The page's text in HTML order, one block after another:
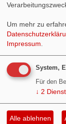
© 2015 - 2026
Cookie-
Um mehr zu
Impressum
System,
Für den
↓ 2
Alle ablehnen